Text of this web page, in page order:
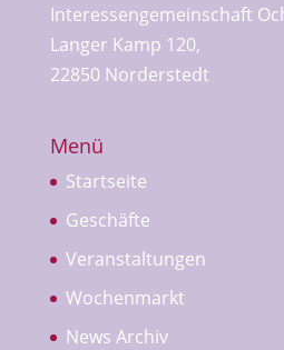
Interessengemeinschaft
Langer Kamp 120,
22850 Norderstedt
Menü
Startseite
Geschäfte
Veranstaltungen
Wochenmarkt
News Archiv